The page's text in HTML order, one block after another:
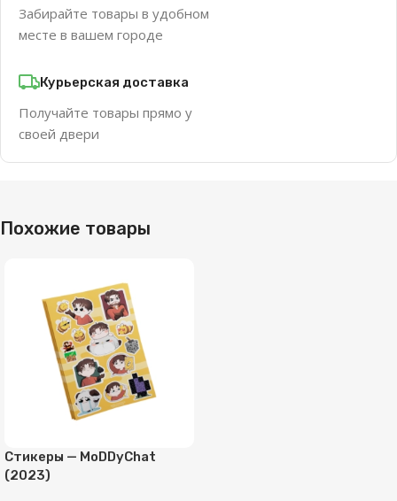
Забирайте товары в удобном
месте в вашем городе
Курьерская доставка
Получайте товары прямо у
своей двери
Похожие товары
Стикеры — MoDDyChat
(2023)